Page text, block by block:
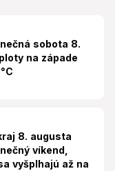
sobota 8.
na západe
8. augusta
víkend,
vyšplhajú až na